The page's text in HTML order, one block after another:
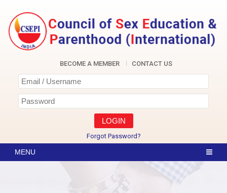
content
CSEPIBECOME A MEMBER CONTACT US
Forgot Password?